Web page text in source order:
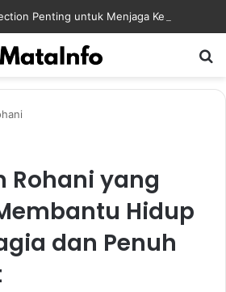
Rohani yang
Hidup
dan Penuh